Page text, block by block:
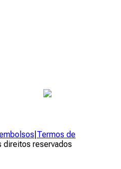
Termos de
direitos reservados